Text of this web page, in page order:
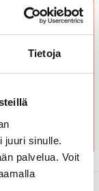
Tietoja
juuri sinulle.
palvelua. Voit